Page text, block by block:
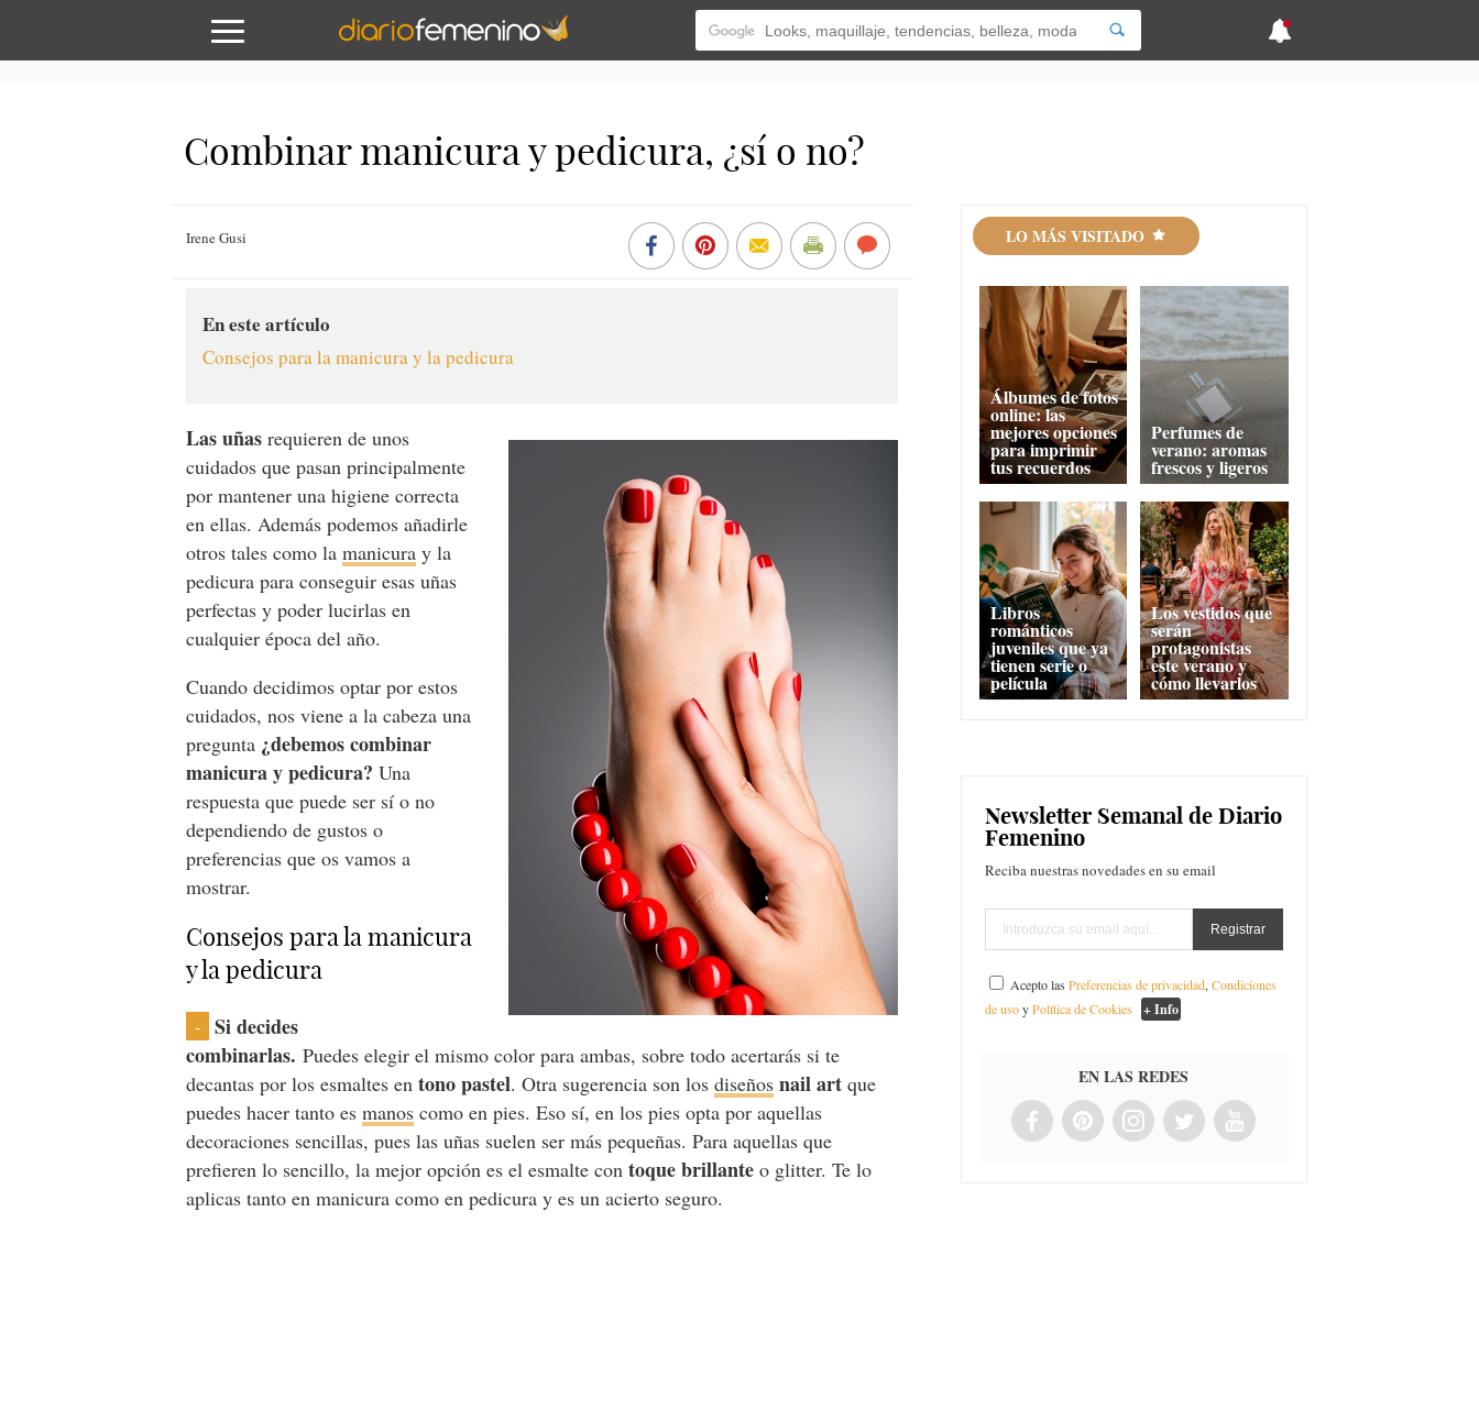
Combinar manicura y pedicura, ¿sí o no?
Irene Gusi
En este artículo
Consejos para la manicura y la pedicura
Las uñas requieren de unos
cuidados que pasan principalmente
por mantener una higiene correcta
en ellas. Además podemos añadirle
otros tales como lamanicura y la
pedicura para conseguir esas uñas
perfectas y poder lucirlas en
cualquier época del año.
Cuando decidimos optar por estos
cuidados, nos viene a la cabeza una
pregunta ¿debemos combinar
manicura y pedicura? Una
respuesta que puede ser sí o no
dependiendo de gustos o
preferencias que os vamos a
mostrar.
Consejos para la manicura
y la pedicura
-
Si decides
combinarlas.Puedes elegir el mismo color para ambas, sobre todo acertarás si te
decantas por los esmaltes entono pastel. Otra sugerencia son losdiseños nail art que
puedes hacer tanto esmanos como en pies. Eso sí, en los pies opta por aquellas
decoraciones sencillas, pues las uñas suelen ser más pequeñas. Para aquellas que
prefieren lo sencillo, la mejor opción es el esmalte contoque brillante o glitter. Te lo
aplicas tanto en manicura como en pedicura y es un acierto seguro.
LO MÁS VISITADO
Álbumes de fotos
online: las
mejores opciones
para imprimir
tus recuerdos
Perfumes de
verano: aromas
frescos y ligeros
Libros
románticos
juveniles que ya
tienen serie o
película
Los vestidos que
serán
protagonistas
este verano y
cómo llevarlos
Newsletter Semanal de Diario
Femenino
Reciba nuestras novedades en su email
Acepto lasPreferencias de privacidad,Condiciones
de usoyPolítica de Cookies + Info
EN LAS REDES